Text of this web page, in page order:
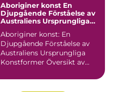
Aboriginer konst En
Djupgående Förståelse av
Australiens Ursprungliga
Aboriginer konst: En
Djupgående Förståelse av
Australiens Ursprungliga
Konstformer Översikt av